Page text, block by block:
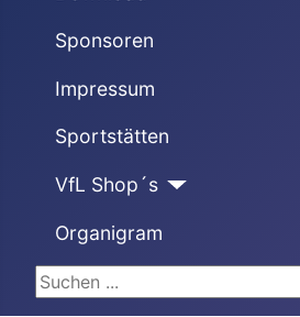
Sponsoren
Impressum
Sportstätten
VfL Shop´s
Organigram
Suchen ...